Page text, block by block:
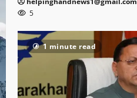
5
1 minute read